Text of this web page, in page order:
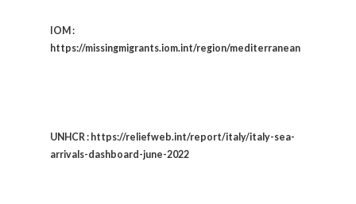
IOM :
https://missingmigrants.iom.int/region/mediterranean
UNHCR : https://reliefweb.int/report/italy/italy-sea-
arrivals-dashboard-june-2022